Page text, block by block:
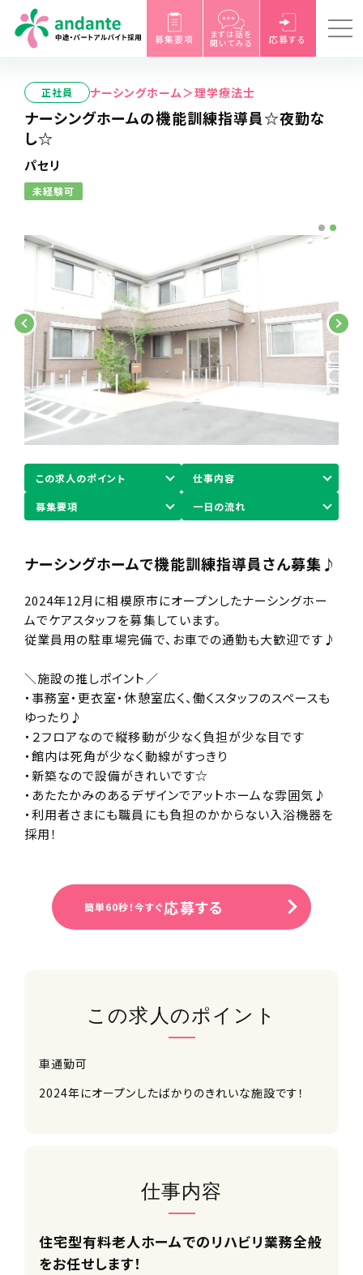
募集要項 まずは話を
聞いてみる 応募する
正社員 ナーシングホーム＞理学療法士
ナーシングホームの機能訓練指導員☆夜勤な
し☆
パセリ
未経験可
この求人のポイント 仕事内容
募集要項 一日の流れ
ナーシングホームで機能訓練指導員さん募集♪
2024年12月に相模原市にオープンしたナーシングホー
ムでケアスタッフを募集しています。
従業員用の駐車場完備で、お車での通勤も大歓迎です♪
＼施設の推しポイント／
・事務室・更衣室・休憩室広く、働くスタッフのスペースも
ゆったり♪
・２フロアなので縦移動が少なく負担が少な目です
・館内は死角が少なく動線がすっきり
・新築なので設備がきれいです☆
・あたたかみのあるデザインでアットホームな雰囲気♪
・利用者さまにも職員にも負担のかからない入浴機器を
採用！
簡単60秒！今すぐ応募する
この求人のポイント
車通勤可
2024年にオープンしたばかりのきれいな施設です！
仕事内容
住宅型有料老人ホームでのリハビリ業務全般
をお任せします！